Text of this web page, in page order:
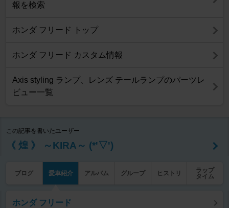
報を検索
ホンダ フリード トップ
ホンダ フリード カスタム情報
Axis styling ランプ、レンズ テールランプのパーツレ
ビュー一覧
この記事を書いたユーザー
《 煌 》 ～KIRA～ (*'▽')
ブログ 愛車紹介 アルバム グループ ヒストリ
ラップ
タイム
ホンダ フリード